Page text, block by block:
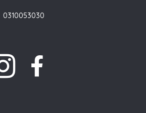
0310053030